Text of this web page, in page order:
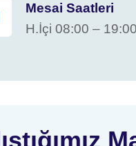
Mesai Saatleri
H.İçi 08:00 – 19:00